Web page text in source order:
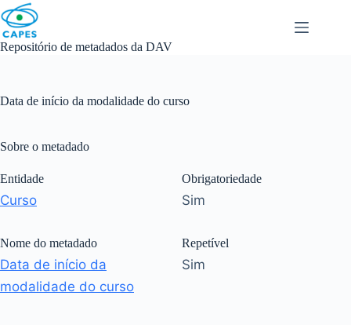
Skip
to
content
Repositório de metadados da DAV
Data de início da modalidade do curso
Sobre o metadado
Entidade
Curso
Nome do metadado
Data de início da
modalidade do curso
Obrigatoriedade
Sim
Repetível
Sim